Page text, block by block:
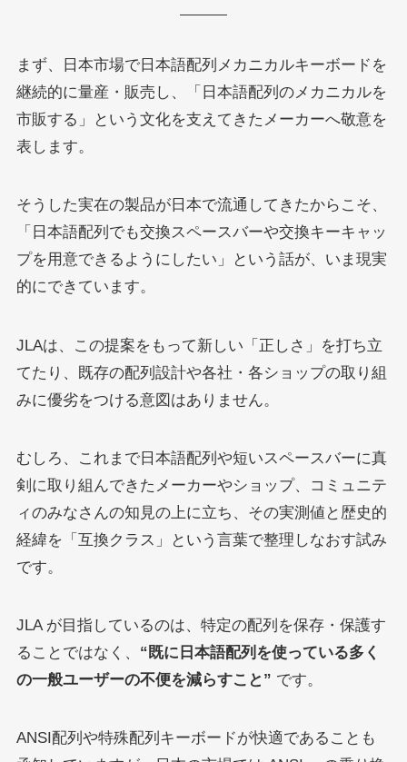
まず、日本市場で日本語配列メカニカルキーボードを
継続的に量産・販売し、「日本語配列のメカニカルを
市販する」という文化を支えてきたメーカーへ敬意を
表します。
そうした実在の製品が日本で流通してきたからこそ、
「日本語配列でも交換スペースバーや交換キーキャッ
プを用意できるようにしたい」という話が、いま現実
的にできています。
JLAは、この提案をもって新しい「正しさ」を打ち立
てたり、既存の配列設計や各社・各ショップの取り組
みに優劣をつける意図はありません。
むしろ、これまで日本語配列や短いスペースバーに真
剣に取り組んできたメーカーやショップ、コミュニテ
ィのみなさんの知見の上に立ち、その実測値と歴史的
経緯を「互換クラス」という言葉で整理しなおす試み
です。
JLA が目指しているのは、特定の配列を保存・保護す
ることではなく、 “既に日本語配列を使っている多く
の一般ユーザーの不便を減らすこと” です。
ANSI配列や特殊配列キーボードが快適であることも